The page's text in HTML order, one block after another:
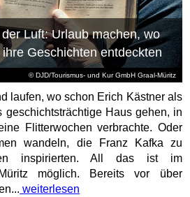
© DJD/Tourismus- und Kur GmbH Graal-Müritz
Luft: Urlaub machen, wo
Geschichten entdeckten
laufen, wo schon Erich Kästner als
geschichtsträchtige Haus gehen, in
Flitterwochen verbrachte. Oder
wandeln, die Franz Kafka zu
inspirierten. All das ist im
möglich. Bereits vor über
weiterlesen